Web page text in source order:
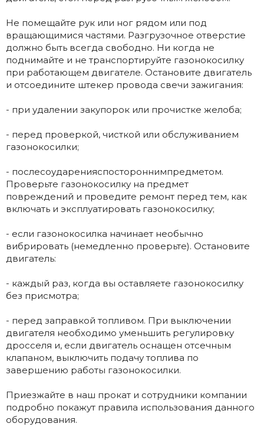
Не помещайте рук или ног рядом или под
вращающимися частями. Разгрузочное отверстие
должно быть всегда свободно. Ни когда не
поднимайте и не транспортируйте газонокосилку
при работающем двигателе. Остановите двигатель
и отсоедините штекер провода свечи зажигания:
- при удалении закупорок или прочистке желоба;
- перед проверкой, чисткой или обслуживанием
газонокосилки;
- послесоударенияспостороннимпредметом.
Проверьте газонокосилку на предмет
повреждений и проведите ремонт перед тем, как
включать и эксплуатировать газонокосилку;
- если газонокосилка начинает необычно
вибрировать (немедленно проверьте). Остановите
двигатель:
- каждый раз, когда вы оставляете газонокосилку
без присмотра;
- перед заправкой топливом. При выключении
двигателя необходимо уменьшить регулировку
дросселя и, если двигатель оснащен отсечным
клапаном, выключить подачу топлива по
завершению работы газонокосилки.
Приезжайте в наш прокат и сотрудники компании
подробно покажут правила использования данного
оборудования.